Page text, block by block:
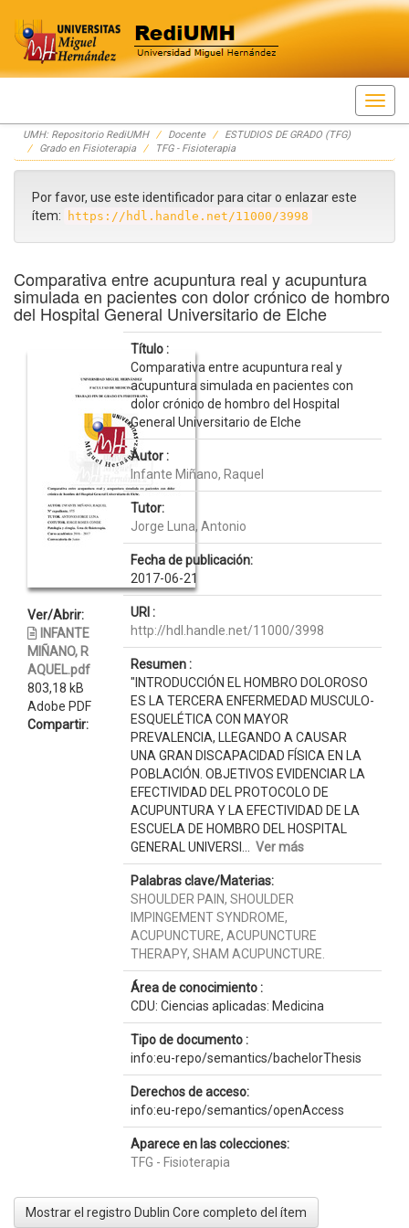
Skip
navigation
UMH: Repositorio RediUMH Docente
ESTUDIOS DE GRADO (TFG)
Grado en Fisioterapia
TFG - Fisioterapia
Por favor, use este identificador para citar o enlazar este
ítem:
https://hdl.handle.net/11000/3998
Comparativa entre acupuntura real y acupuntura
simulada en pacientes con dolor crónico de hombro
del Hospital General Universitario de Elche
Ver/Abrir:
INFANTE
MIÑANO, R
AQUEL.pdf
803,18 kB
Adobe PDF
Compartir:
Título :
Comparativa entre acupuntura real y
acupuntura simulada en pacientes con
dolor crónico de hombro del Hospital
General Universitario de Elche
Autor :
Infante Miñano, Raquel
Tutor:
Jorge Luna, Antonio
Fecha de publicación:
2017-06-21
URI :
http://hdl.handle.net/11000/3998
Resumen :
"INTRODUCCIÓN EL HOMBRO DOLOROSO
ES LA TERCERA ENFERMEDAD MUSCULO-
ESQUELÉTICA CON MAYOR
PREVALENCIA, LLEGANDO A CAUSAR
UNA GRAN DISCAPACIDAD FÍSICA EN LA
POBLACIÓN. OBJETIVOS EVIDENCIAR LA
EFECTIVIDAD DEL PROTOCOLO DE
ACUPUNTURA Y LA EFECTIVIDAD DE LA
ESCUELA DE HOMBRO DEL HOSPITAL
GENERAL UNIVERSI... Ver más
Palabras clave/Materias:
SHOULDER PAIN, SHOULDER
IMPINGEMENT SYNDROME,
ACUPUNCTURE, ACUPUNCTURE
THERAPY, SHAM ACUPUNCTURE.
Área de conocimiento :
CDU: Ciencias aplicadas: Medicina
Tipo de documento :
info:eu-repo/semantics/bachelorThesis
Derechos de acceso:
info:eu-repo/semantics/openAccess
Aparece en las colecciones:
TFG - Fisioterapia
Mostrar el registro Dublin Core completo del ítem